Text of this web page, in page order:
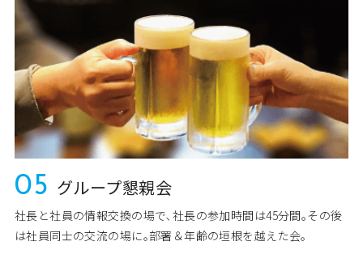
05 グループ懇親会
社長と社員の情報交換の場で､社長の参加時間は45分間｡その後
は社員同士の交流の場に｡部署＆年齢の垣根を越えた会｡